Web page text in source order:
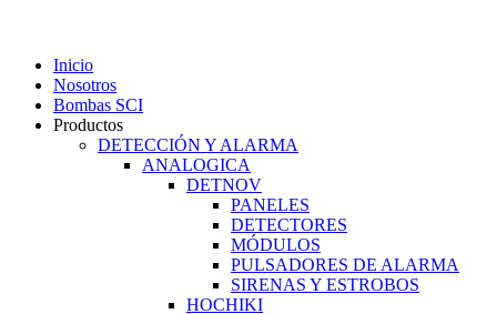
Inicio
Nosotros
Bombas SCI
Productos
DETECCIÓN Y ALARMA
ANALOGICA
DETNOV
PANELES
DETECTORES
MÓDULOS
PULSADORES DE ALARMA
SIRENAS Y ESTROBOS
HOCHIKI